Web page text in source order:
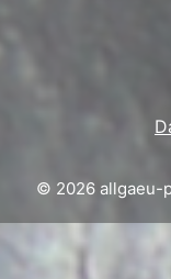
© 2026 allgaeu-